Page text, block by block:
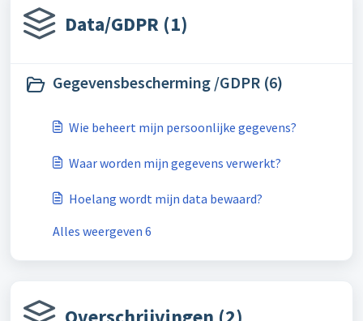
Data/GDPR (1)
Gegevensbescherming /GDPR (6)
Wie beheert mijn persoonlijke gegevens?
Waar worden mijn gegevens verwerkt?
Hoelang wordt mijn data bewaard?
Alles weergeven 6